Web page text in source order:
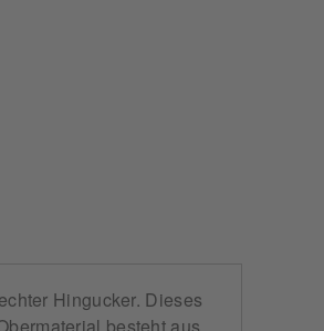
Hingucker. Dieses